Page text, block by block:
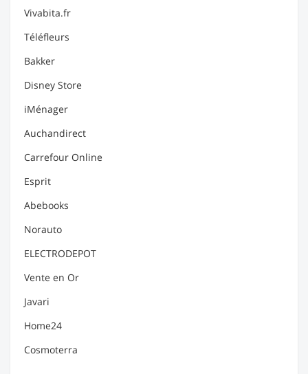
Vivabita.fr
Téléfleurs
Bakker
Disney Store
iMénager
Auchandirect
Carrefour Online
Esprit
Abebooks
Norauto
ELECTRODEPOT
Vente en Or
Javari
Home24
Cosmoterra